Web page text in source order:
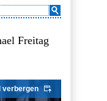
Freitag
verbergen